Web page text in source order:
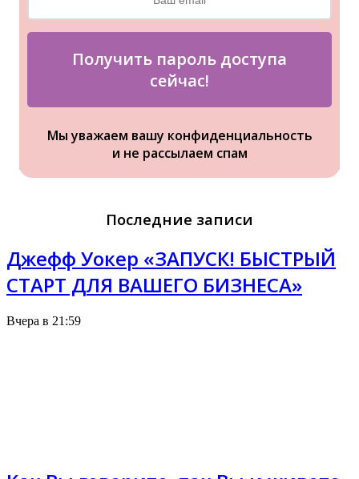
Получить пароль доступа
сейчас!
Мы уважаем вашу конфиденциальность
и не рассылаем спам
Последние записи
Джефф Уокер «ЗАПУСК! БЫСТРЫЙ
СТАРТ ДЛЯ ВАШЕГО БИЗНЕСА»
Вчера в 21:59